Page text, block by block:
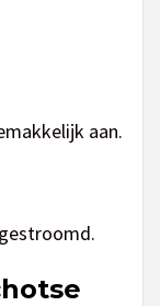
aan.